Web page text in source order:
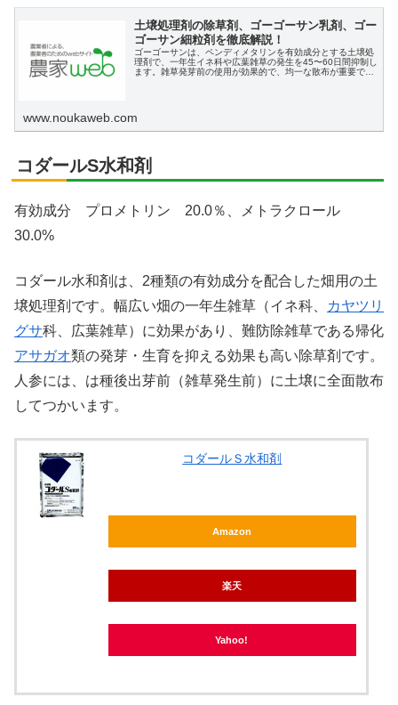
土壌処理剤の除草剤、ゴーゴーサン乳剤、ゴー
ゴーサン細粒剤を徹底解説！
ゴーゴーサンは、ペンディメタリンを有効成分とする土壌処
理剤で、一年生イネ科や広葉雑草の発生を45〜60日間抑制し
ます。雑草発芽前の使用が効果的で、均一な散布が重要で
www.noukaweb.com
コダールS水和剤
有効成分 プロメトリン 20.0％、メトラクロール
30.0%
コダール水和剤は、2種類の有効成分を配合した畑用の土
壌処理剤です。幅広い畑の一年生雑草（イネ科、
カヤツリ
グサ科、広葉雑草）に効果があり、難防除雑草である帰化
アサガオ類の発芽・生育を抑える効果も高い除草剤です。
人参には、は種後出芽前（雑草発生前）に土壌に全面散布
してつかいます。
コダールＳ水和剤
Amazon
楽天
Yahoo!